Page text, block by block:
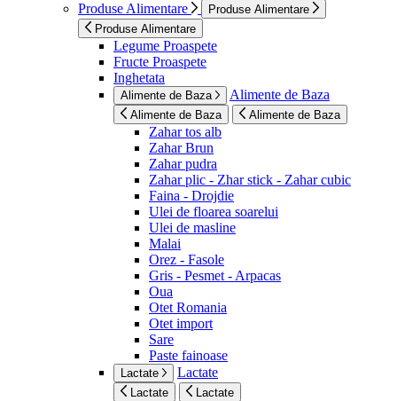
Produse Alimentare
Produse Alimentare
Produse Alimentare
Legume Proaspete
Fructe Proaspete
Inghetata
Alimente de Baza Alimente de Baza
Alimente de Baza Alimente de Baza
Zahar tos alb
Zahar Brun
Zahar pudra
Zahar plic - Zhar stick - Zahar cubic
Faina - Drojdie
Ulei de floarea soarelui
Ulei de masline
Malai
Orez - Fasole
Gris - Pesmet - Arpacas
Oua
Otet Romania
Otet import
Sare
Paste fainoase
Lactate Lactate
Lactate Lactate